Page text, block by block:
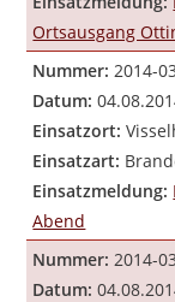
Ortsausgang
Nummer: 2014-
Datum:
Einsatzort:
Einsatzart:
Einsatzmeldung:
Abend
Nummer: 2014-
Datum: